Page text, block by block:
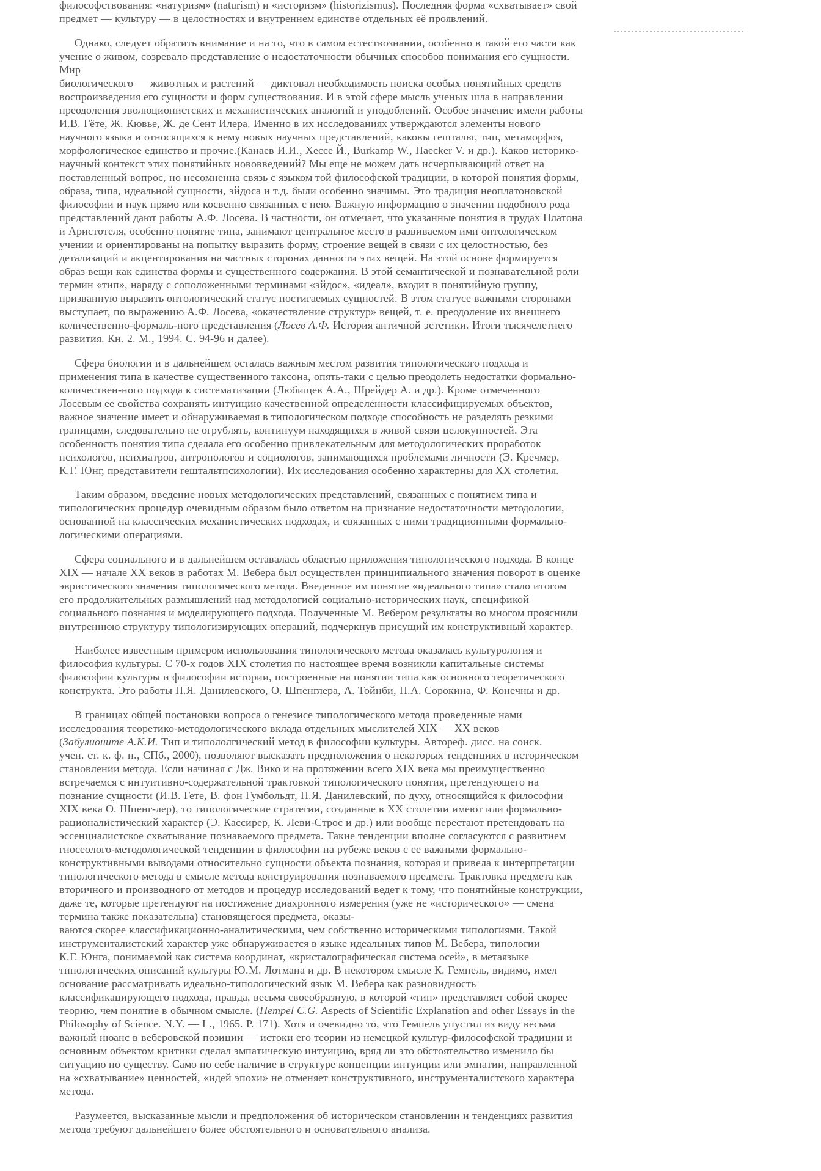
философствования: «натуризм» (naturism) и «историзм» (historizismus). Последняя форма «схватывает» свой
предмет — культуру — в целостностях и внутреннем единстве отдельных её проявлений.
Однако, следует обратить внимание и на то, что в самом естествознании, особенно в такой его части как
учение о живом, созревало представление о недостаточности обычных способов понимания его сущности.
Мир
биологического — животных и растений — диктовал необходимость поиска особых понятийных средств
воспроизведения его сущности и форм существования. И в этой сфере мысль ученых шла в направлении
преодоления эволюционистских и механистических аналогий и уподоблений. Особое значение имели работы
И.В. Гёте, Ж. Кювье, Ж. де Сент Илера. Именно в их исследованиях утверждаются элементы нового
научного языка и относящихся к нему новых научных представлений, каковы гештальт, тип, метаморфоз,
морфологическое единство и прочие.(Канаев И.И., Хессе Й., Burkamp W., Haecker V. и др.). Каков историко-
научный контекст этих понятийных нововведений? Мы еще не можем дать исчерпывающий ответ на
поставленный вопрос, но несомненна связь с языком той философской традиции, в которой понятия формы,
образа, типа, идеальной сущности, эйдоса и т.д. были особенно значимы. Это традиция неоплатоновской
философии и наук прямо или косвенно связанных с нею. Важную информацию о значении подобного рода
представлений дают работы А.Ф. Лосева. В частности, он отмечает, что указанные понятия в трудах Платона
и Аристотеля, особенно понятие типа, занимают центральное место в развиваемом ими онтологическом
учении и ориентированы на попытку выразить форму, строение вещей в связи с их целостностью, без
детализаций и акцентирования на частных сторонах данности этих вещей. На этой основе формируется
образ вещи как единства формы и существенного содержания. В этой семантической и познавательной роли
термин «тип», наряду с соположенными терминами «эйдос», «идеал», входит в понятийную группу,
призванную выразить онтологический статус постигаемых сущностей. В этом статусе важными сторонами
выступает, по выражению А.Ф. Лосева, «окачествление структур» вещей, т. е. преодоление их внешнего
количественно-формаль-ного представления (Лосев А.Ф. История античной эстетики. Итоги тысячелетнего
развития. Кн. 2. М., 1994. С. 94-96 и далее).
Сфера биологии и в дальнейшем осталась важным местом развития типологического подхода и
применения типа в качестве существенного таксона, опять-таки с целью преодолеть недостатки формально-
количествен-ного подхода к систематизации (Любищев А.А., Шрейдер А. и др.). Кроме отмеченного
Лосевым ее свойства сохранять интуицию качественной определенности классифицируемых объектов,
важное значение имеет и обнаруживаемая в типологическом подходе способность не разделять резкими
границами, следовательно не огрублять, континуум находящихся в живой связи целокупностей. Эта
особенность понятия типа сделала его особенно привлекательным для методологических проработок
психологов, психиатров, антропологов и социологов, занимающихся проблемами личности (Э. Кречмер,
К.Г. Юнг, представители гештальтпсихологии). Их исследования особенно характерны для XX столетия.
Таким образом, введение новых методологических представлений, связанных с понятием типа и
типологических процедур очевидным образом было ответом на признание недостаточности методологии,
основанной на классических механистических подходах, и связанных с ними традиционными формально-
логическими операциями.
Сфера социального и в дальнейшем оставалась областью приложения типологического подхода. В конце
XIX — начале XX веков в работах М. Вебера был осуществлен принципиального значения поворот в оценке
эвристического значения типологического метода. Введенное им понятие «идеального типа» стало итогом
его продолжительных размышлений над методологией социально-исторических наук, спецификой
социального познания и моделирующего подхода. Полученные М. Вебером результаты во многом прояснили
внутреннюю структуру типологизирующих операций, подчеркнув присущий им конструктивный характер.
Наиболее известным примером использования типологического метода оказалась культурология и
философия культуры. С 70-х годов XIX столетия по настоящее время возникли капитальные системы
философии культуры и философии истории, построенные на понятии типа как основного теоретического
конструкта. Это работы Н.Я. Данилевского, О. Шпенглера, А. Тойнби, П.А. Сорокина, Ф. Конечны и др.
В границах общей постановки вопроса о генезисе типологического метода проведенные нами
исследования теоретико-методологического вклада отдельных мыслителей ХIХ — ХХ веков
(Забулионите А.К.И. Тип и типололгический метод в философии культуры. Автореф. дисс. на соиск.
учен. ст. к. ф. н., СПб., 2000), позволяют высказать предположения о некоторых тенденциях в историческом
становлении метода. Если начиная с Дж. Вико и на протяжении всего ХIХ века мы преимущественно
встречаемся с интуитивно-содержательной трактовкой типологического понятия, претендующего на
познание сущности (И.В. Гете, В. фон Гумбольдт, Н.Я. Данилевский, по духу, относящийся к философии
ХIХ века О. Шпенг-лер), то типологические стратегии, созданные в ХХ столетии имеют или формально-
рационалистический характер (Э. Кассирер, К. Леви-Строс и др.) или вообще перестают претендовать на
эссенциалистское схватывание познаваемого предмета. Такие тенденции вполне согласуются с развитием
гносеолого-методологической тенденции в философии на рубеже веков с ее важными формально-
конструктивными выводами относительно сущности объекта познания, которая и привела к интерпретации
типологического метода в смысле метода конструирования познаваемого предмета. Трактовка предмета как
вторичного и производного от методов и процедур исследований ведет к тому, что понятийные конструкции,
даже те, которые претендуют на постижение диахронного измерения (уже не «исторического» — смена
термина также показательна) становящегося предмета, оказы-
ваются скорее классификационно-аналитическими, чем собственно историческими типологиями. Такой
инструменталистский характер уже обнаруживается в языке идеальных типов М. Вебера, типологии
К.Г. Юнга, понимаемой как система координат, «кристалографическая система осей», в метаязыке
типологических описаний культуры Ю.М. Лотмана и др. В некотором смысле К. Гемпель, видимо, имел
основание рассматривать идеально-типологический язык М. Вебера как разновидность
классификацирующего подхода, правда, весьма своеобразную, в которой «тип» представляет собой скорее
теорию, чем понятие в обычном смысле. (Hempel C.G. Aspects of Scientific Explanation and other Essays in the
Philosophy of Science. N.Y. — L., 1965. Р. 171). Хотя и очевидно то, что Гемпель упустил из виду весьма
важный нюанс в веберовской позиции — истоки его теории из немецкой культур-философской традиции и
основным объектом критики сделал эмпатическую интуицию, вряд ли это обстоятельство изменило бы
ситуацию по существу. Само по себе наличие в структуре концепции интуиции или эмпатии, направленной
на «схватывание» ценностей, «идей эпохи» не отменяет конструктивного, инструменталистского характера
метода.
Разумеется, высказанные мысли и предположения об историческом становлении и тенденциях развития
метода требуют дальнейшего более обстоятельного и основательного анализа.